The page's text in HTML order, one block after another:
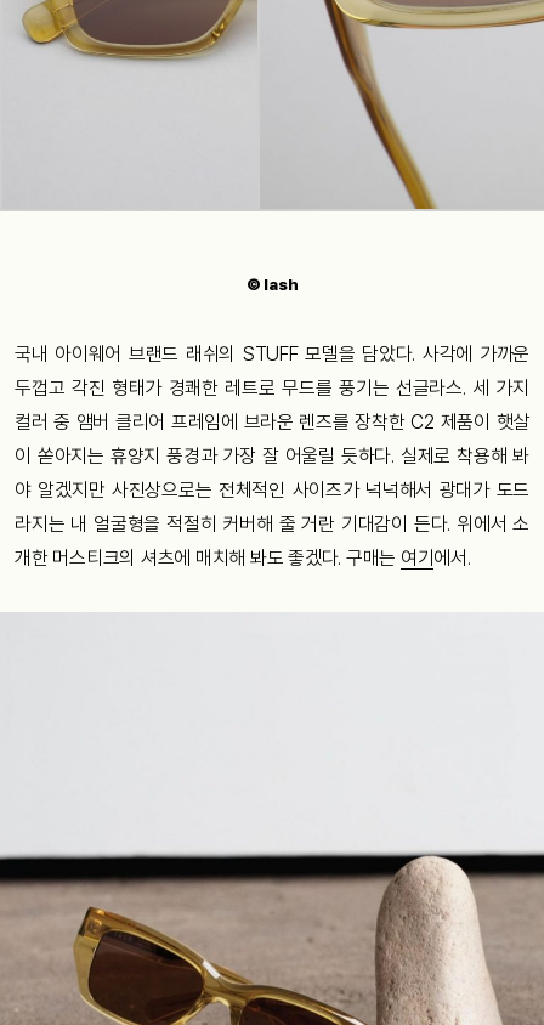
© lash
국내 아이웨어 브랜드 래쉬의 STUFF 모델을 담았다. 사각에 가까운
두껍고 각진 형태가 경쾌한 레트로 무드를 풍기는 선글라스. 세 가지
컬러 중 앰버 클리어 프레임에 브라운 렌즈를 장착한 C2 제품이 햇살
이 쏟아지는 휴양지 풍경과 가장 잘 어울릴 듯하다. 실제로 착용해 봐
야 알겠지만 사진상으로는 전체적인 사이즈가 넉넉해서 광대가 도드
라지는 내 얼굴형을 적절히 커버해 줄 거란 기대감이 든다. 위에서 소
개한 머스티크의 셔츠에 매치해 봐도 좋겠다. 구매는 여기에서.